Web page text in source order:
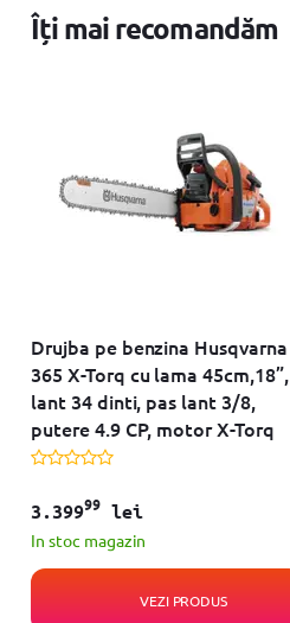
Îți mai recomandăm
Drujba pe benzina Husqvarna
365 X-Torq cu lama 45cm,18”,
lant 34 dinti, pas lant 3/8,
putere 4.9 CP, motor X-Torq
3.39999lei
In stoc magazin
VEZI PRODUS